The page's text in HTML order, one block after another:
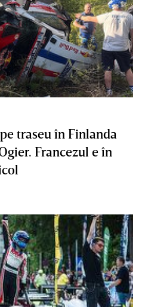
traseu în Finlanda
Francezul e în